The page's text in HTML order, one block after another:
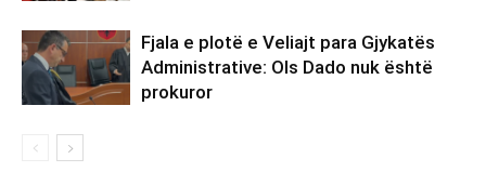
Fjala e plotë e Veliajt para Gjykatës
Administrative: Ols Dado nuk është
prokuror